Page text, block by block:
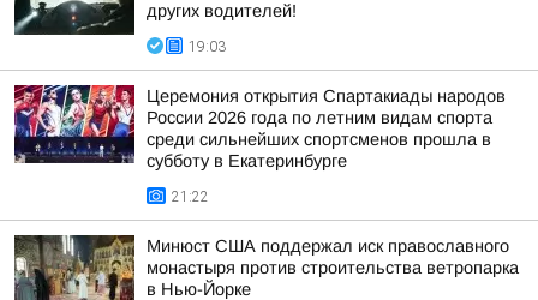
других водителей!
19:03
Церемония открытия Спартакиады народов
России 2026 года по летним видам спорта
среди сильнейших спортсменов прошла в
субботу в Екатеринбурге
21:22
Минюст США поддержал иск православного
монастыря против строительства ветропарка
в Нью-Йорке